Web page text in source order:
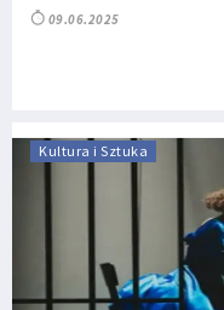
09.06.2025
Kultura i Sztuka